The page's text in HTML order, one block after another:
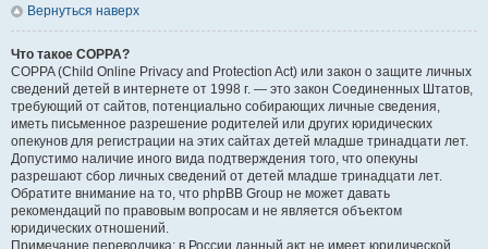
Вернуться наверх
Что такое COPPA?
COPPA (Child Online Privacy and Protection Act) или закон о защите личных
сведений детей в интернете от 1998 г. — это закон Соединенных Штатов,
требующий от сайтов, потенциально собирающих личные сведения,
иметь письменное разрешение родителей или других юридических
опекунов для регистрации на этих сайтах детей младше тринадцати лет.
Допустимо наличие иного вида подтверждения того, что опекуны
разрешают сбор личных сведений от детей младше тринадцати лет.
Обратите внимание на то, что phpBB Group не может давать
рекомендаций по правовым вопросам и не является объектом
юридических отношений.
Примечание переводчика: в России данный акт не имеет юридической